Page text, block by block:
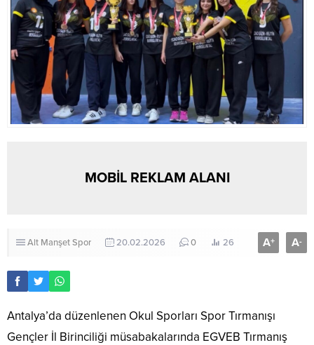
MOBİL REKLAM ALANI
Alt ManşetSpor 20.02.2026 0 26 A+ A-
Antalya’da düzenlenen Okul Sporları Spor Tırmanışı
Gençler İl Birinciliği müsabakalarında EGVEB Tırmanış